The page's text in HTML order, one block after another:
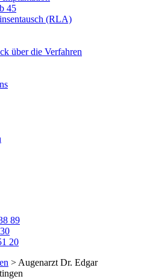
45
(RLA)
über die Verfahren
89
20
> Augenarzt Dr. Edgar